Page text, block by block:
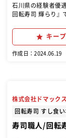
石川県の経験者優遇
回転寿司 輝らり』
ーション等もございます 【ホール】 お席のご案内 お皿
品提供 テーブル
ル・キッチン兼務です。 職人が握る本格的なお寿司
がいもUP
キー
作成日：2024.06.19
株式会社ドマックス
回転寿司 すし食
寿司職人/回転